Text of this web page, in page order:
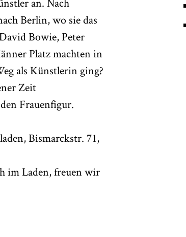
Berlin, wo sie das
Bowie, Peter
Platz machten in
als Künstlerin ging?
Zeit
Frauenfigur.
Bismarckstr. 71,
im Laden, freuen wir